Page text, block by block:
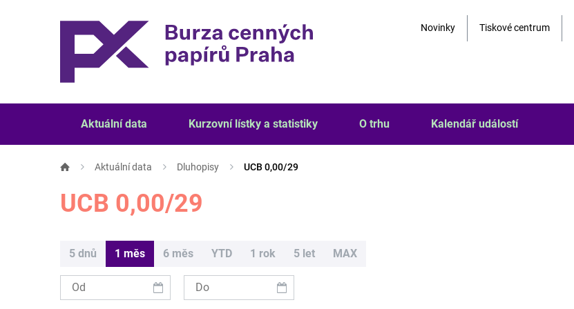
Novinky Tiskové centrum
Aktuální data Kurzovní lístky a statistiky O trhu Kalendář událostí
Aktuální data Dluhopisy UCB 0,00/29
UCB 0,00/29
5 dnů 1 měs 6 měs YTD 1 rok 5 let MAX